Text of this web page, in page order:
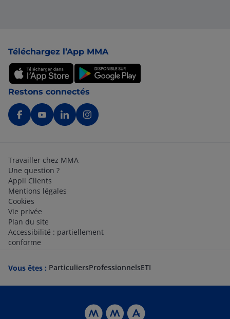
Téléchargez l’App MMA
Restons connectés
Travailler chez MMA
Une question ?
Appli Clients
Mentions légales
Cookies
Vie privée
Plan du site
Accessibilité : partiellement
conforme
Vous êtes : ParticuliersProfessionnelsETI